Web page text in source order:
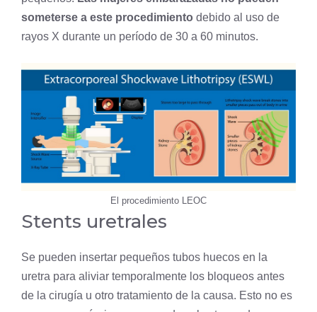
someterse a este procedimiento debido al uso de
rayos X durante un período de 30 a 60 minutos.
El procedimiento LEOC
Stents uretrales
Se pueden insertar pequeños tubos huecos en la
uretra para aliviar temporalmente los bloqueos antes
de la cirugía u otro tratamiento de la causa. Esto no es